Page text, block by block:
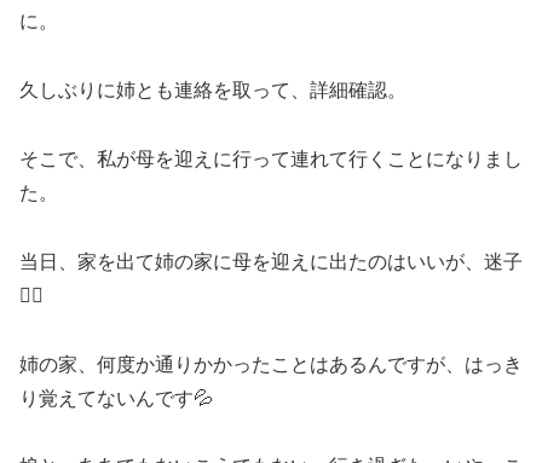
に。
久しぶりに姉とも連絡を取って、詳細確認。
そこで、私が母を迎えに行って連れて行くことになりまし
た。
当日、家を出て姉の家に母を迎えに出たのはいいが、迷子
😵‍💫
姉の家、何度か通りかかったことはあるんですが、はっき
り覚えてないんです💦